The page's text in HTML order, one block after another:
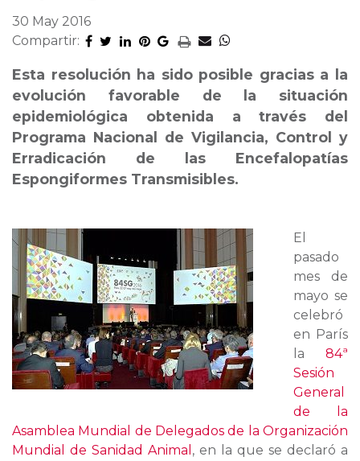
30 May 2016
Compartir:
Esta resolución ha sido posible gracias a la
evolución favorable de la situación
epidemiológica obtenida a través del
Programa Nacional de Vigilancia, Control y
Erradicación de las Encefalopatías
Espongiformes Transmisibles.
El
pasado
mes de
mayo se
celebró
en París
la 84ª
Sesión
General
de la
Asamblea Mundial de Delegados de la Organización
Mundial de Sanidad Animal , en la que se declaró a